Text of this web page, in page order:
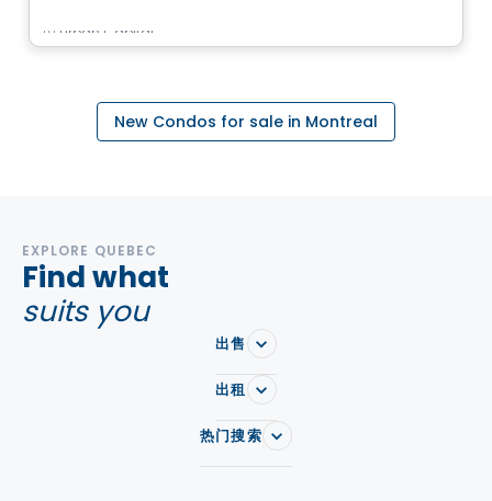
由 Urban Capital
New Condos for sale in Montreal
EXPLORE QUEBEC
Find what
suits you
出售
出租
热门搜索